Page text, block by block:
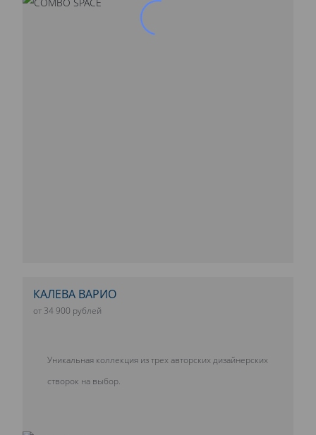
КАЛЕВА ВАРИО
от 34 900 рублей
Уникальная коллекция из трех авторских дизайнерских
створок на выбор.